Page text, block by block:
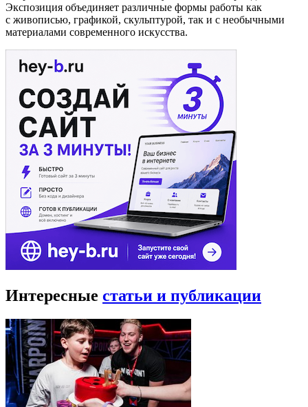
Экспозиция объединяет различные формы работы как
с живописью, графикой, скульптурой, так и с необычными
материалами современного искусства.
Интересные статьи и публикации